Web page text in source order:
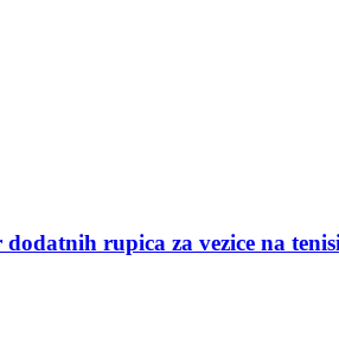
dodatnih rupica za vezice na